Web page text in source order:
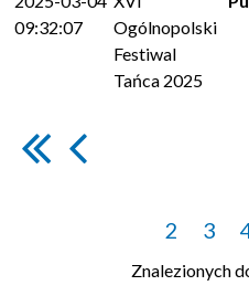
09:32:07
Ogólnopolski
Festiwal
Tańca 2025
2 3
Znalezionych